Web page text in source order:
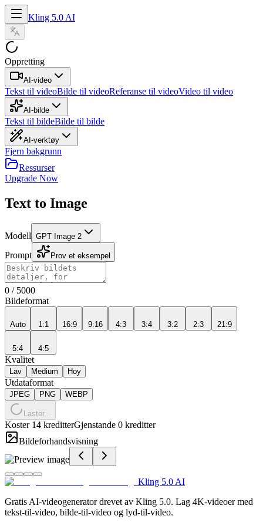
Kling 5.0 AI
Oppretting
AI-video
Tekst til videoBilde til videoReferanse til videoVideo til video
AI-bilde
Tekst til bildeBilde til bilde
AI-verktøy
Fjern bakgrunn
Ressurser
Upgrade Now
Text to Image
Modell GPT Image 2
Prompt Prov et eksempel
0 / 5000
Bildeformat
Auto 1:1 16:9 9:16 4:3 3:4 3:2 2:3 21:9
5:4 4:5
Kvalitet
Lav Medium Hoy
Utdataformat
JPEG PNG WEBP
Laster...
Koster 14 kreditterGjenstande 0 kreditter
Bildeforhandsvisning
Kling 5.0 AI
Gratis AI-videogenerator drevet av Kling 5.0. Lag 4K-videoer med
tekst-til-video, bilde-til-video og lyd-til-video.